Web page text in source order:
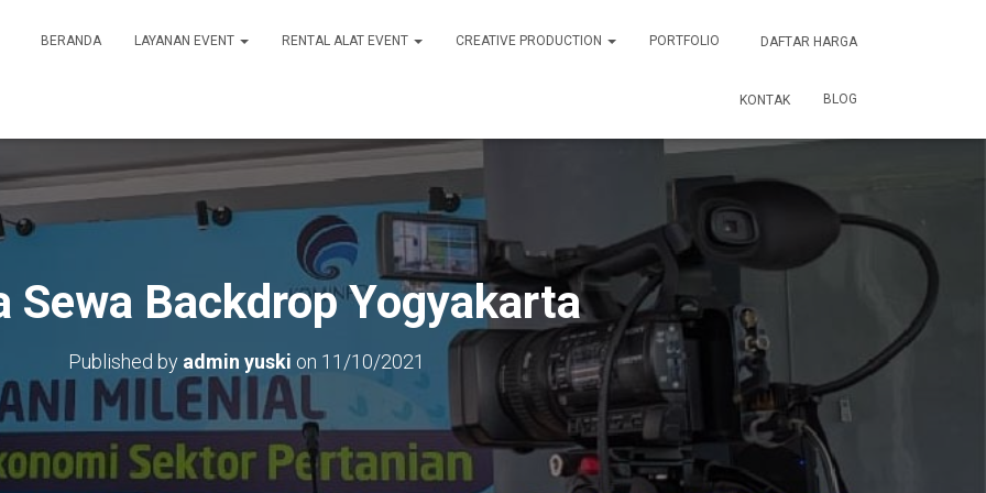
BERANDA LAYANAN EVENT RENTAL ALAT EVENT CREATIVE PRODUCTION PORTFOLIO DAFTAR HARGA
KONTAK BLOG
Sewa Backdrop Yogyakarta
Published by admin yuski on 11/10/2021